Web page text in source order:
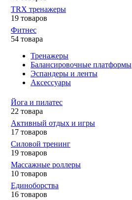
TRX тренажеры
19 товаров
Фитнес
54 товара
Тренажеры
Балансировочные платформы
Эспандеры и ленты
Аксессуары
Йога и пилатес
22 товара
Активный отдых и игры
17 товаров
Силовой тренинг
19 товаров
Массажные роллеры
10 товаров
Единоборства
16 товаров